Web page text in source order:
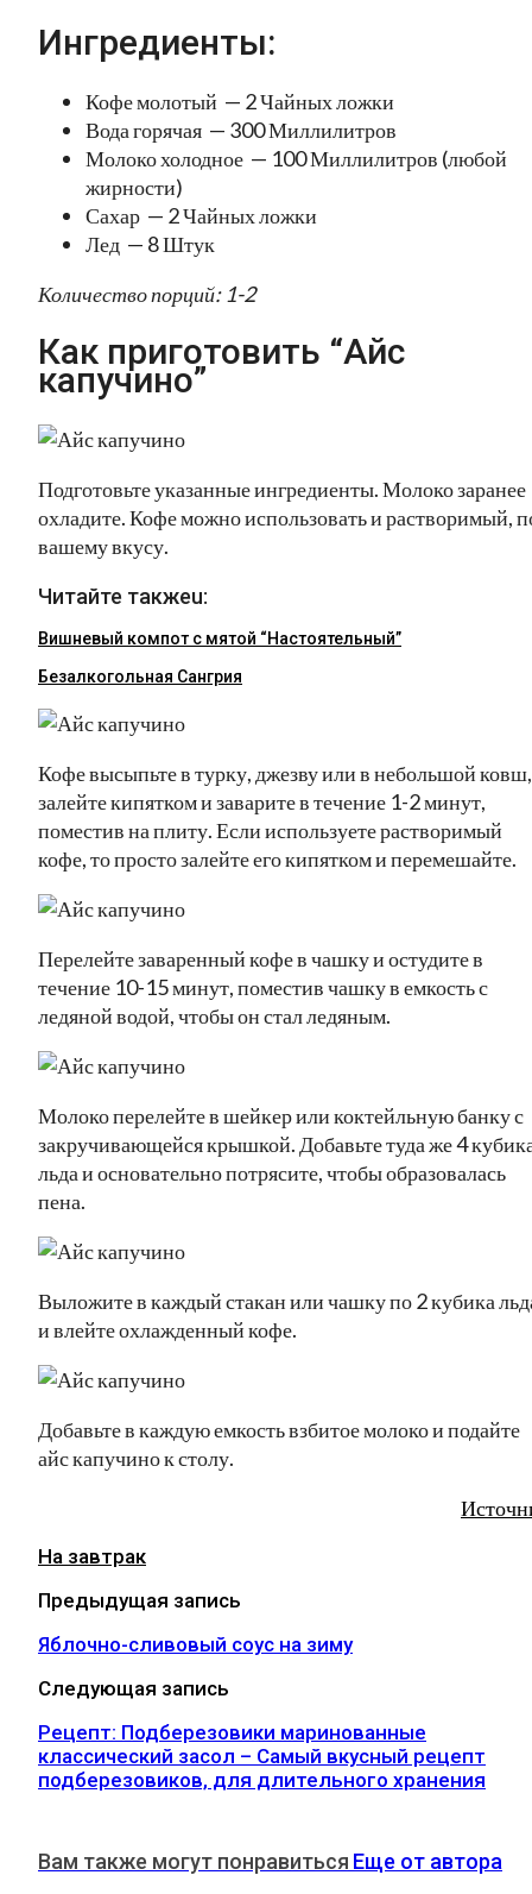
Ингредиенты:
Кофе молотый — 2 Чайных ложки
Вода горячая — 300 Миллилитров
Молоко холодное — 100 Миллилитров (любой
жирности)
Сахар — 2 Чайных ложки
Лед — 8 Штук
Количество порций: 1-2
Как приготовить “Айс
капучино”
Подготовьте указанные ингредиенты. Молоко заранее
охладите. Кофе можно использовать и растворимый,
вашему вкусу.
Читайте такжеu:
Вишневый компот с мятой “Настоятельный”
Безалкогольная Сангрия
Кофе высыпьте в турку, джезву или в небольшой ковш,
залейте кипятком и заварите в течение 1-2 минут,
поместив на плиту. Если используете растворимый
кофе, то просто залейте его кипятком и перемешайте.
Перелейте заваренный кофе в чашку и остудите в
течение 10-15 минут, поместив чашку в емкость с
ледяной водой, чтобы он стал ледяным.
Молоко перелейте в шейкер или коктейльную банку с
закручивающейся крышкой. Добавьте туда же 4
льда и основательно потрясите, чтобы образовалась
пена.
Выложите в каждый стакан или чашку по 2 кубика
и влейте охлажденный кофе.
Добавьте в каждую емкость взбитое молоко и подайте
айс капучино к столу.
На завтрак
Предыдущая запись
Яблочно-сливовый соус на зиму
Следующая запись
Рецепт: Подберезовики маринованные
классический засол – Самый вкусный рецепт
подберезовиков, для длительного хранения
Вам также могут понравиться Еще от автора